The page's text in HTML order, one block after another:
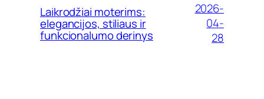
Laikrodžiai moterims:
elegancijos, stiliaus ir
funkcionalumo derinys
2026-
04-
28